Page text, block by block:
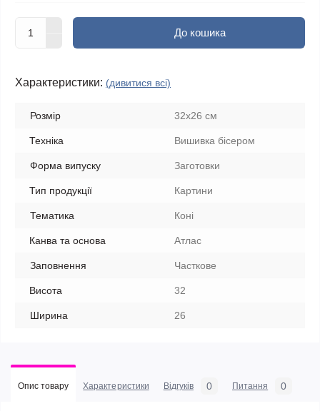
До кошика
Характеристики: (дивитися всі)
Розмір 32х26 см
Техніка Вишивка бісером
Форма випуску Заготовки
Тип продукції Картини
Тематика Коні
Канва та основа Атлас
Заповнення Часткове
Висота 32
Ширина 26
Опис товару Характеристики Відгуків 0 Питання 0